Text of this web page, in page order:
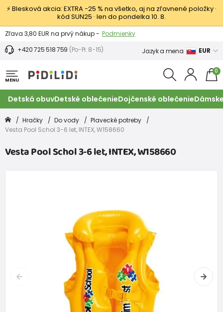
⚡ Blesková akcia: EXTRA −25 % na všetko, aj na zľavnené položky ·
kód SUN25 · len do pondelka 10. 8.
Výmena a vrátenie tovaru - Zobraziť
+420 725 518 759 (Po-Pi: 8-15) Jazyk a mena EUR
MENU
0
Detská obuvDetské oblečenieDojčenské oblečenie
Hračky Do vody
Plavecké potreby
Vesta Pool Schol 3-6 let, INTEX, W158660
Vesta Pool Schol 3-6 let, INTEX, W158660